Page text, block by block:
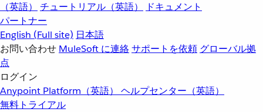
（英語）
チュートリアル（英語）
ドキュメント
パートナー
English (Full site) 日本語
お問い合わせ MuleSoft に連絡サポートを依頼 グローバル拠
点
ログイン
Anypoint Platform（英語） ヘルプセンター（英語）
無料トライアル